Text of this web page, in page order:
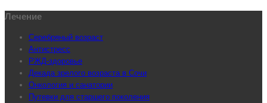
Лечение
Серебряный возраст
Антистресс
РЖД-здоровье
Декада зрелого возраста в Сочи
Онкология и санатории
Путевки для старшего поколения